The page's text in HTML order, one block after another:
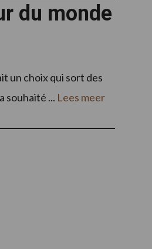
du monde
un choix qui sort des
souhaité ... Lees meer